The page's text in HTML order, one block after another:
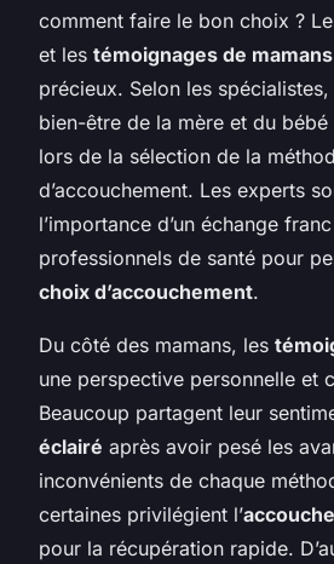
comment faire le bon choix ?
et les témoignages de mamans
précieux. Selon les
bien-être de la mère et du
lors de la sélection de la
d’accouchement. Les experts
l’importance d’un échange
professionnels de santé pour
choix d’accouchement.
Du côté des mamans, les
une perspective personnelle et
Beaucoup partagent leur
éclairé après avoir pesé les
inconvénients de chaque
certaines privilégient l’
pour la récupération rapide.